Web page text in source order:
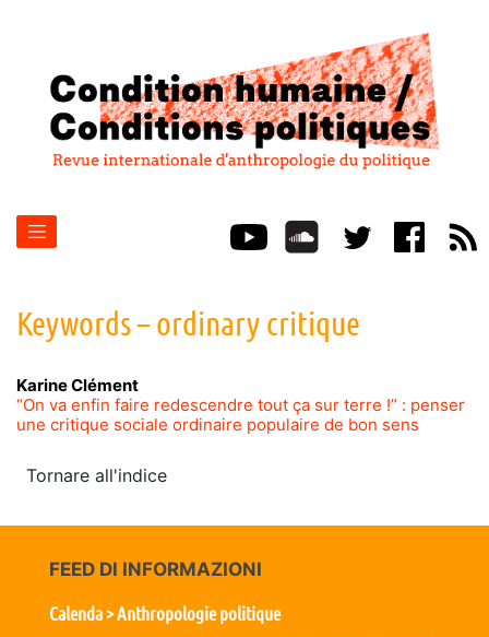
Keywords – ordinary critique
KarineClément
“On va enfin faire redescendre tout ça sur terre !” : penser
une critique sociale ordinaire populaire de bon sens
Tornare all'indice
FEED DI INFORMAZIONI
Calenda > Anthropologie politique